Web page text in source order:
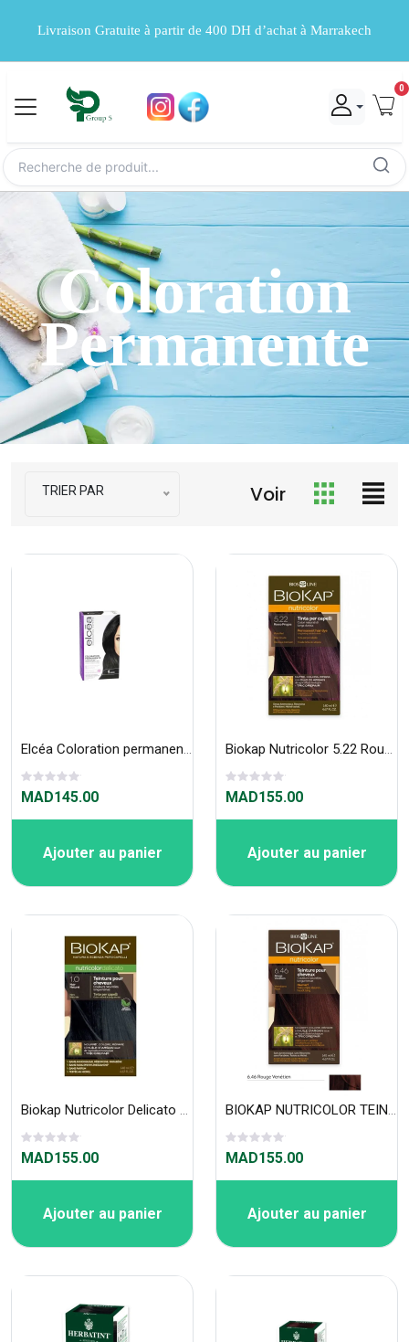
Livraison Gratuite à partir de 400 DH d’achat à Marrakech
0
Coloration
Permanente
TRIER PAR Voir
Elcéa Coloration permanente 1 Noir
MAD145.00
Ajouter au panier
Biokap Nutricolor 5.22 Rouge prune
MAD155.00
Ajouter au panier
Biokap Nutricolor Delicato 1.0 Noir naturel
MAD155.00
Ajouter au panier
BIOKAP NUTRICOLOR TEINTURE POUR CHEVEUX ROUGE VÉNETIEN 6.46
MAD155.00
Ajouter au panier